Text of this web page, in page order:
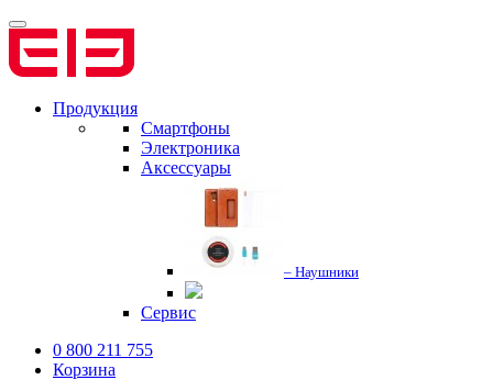
Продукция
Смартфоны
Электроника
Аксессуары
– Наушники
Сервис
0 800 211 755
Корзина